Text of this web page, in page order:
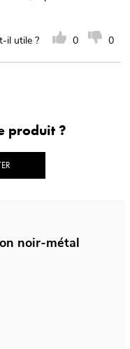
il utile ? 0 0
produit ?
noir-métal